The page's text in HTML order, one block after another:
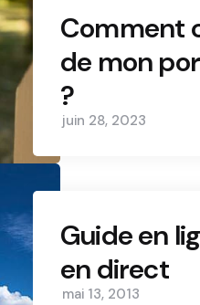
Comment
de mon
?
juin 28, 2023
Guide en
en direct
mai 13, 2013